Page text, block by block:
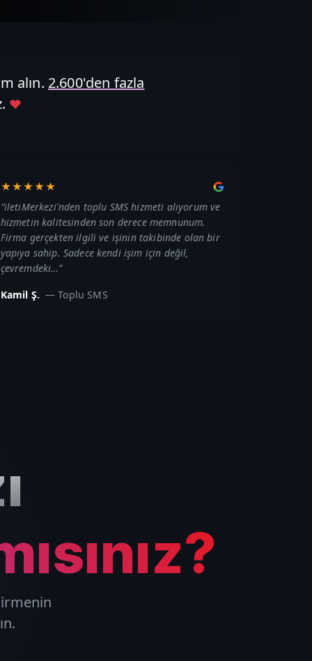
alın. 2.600'den fazla
♥
★★★★★
“iletiMerkezi'nden toplu SMS hizmeti alıyorum ve
hizmetin kalitesinden son derece memnunum.
Firma gerçekten ilgili ve işinin takibinde olan bir
yapıya sahip. Sadece kendi işim için değil,
çevremdeki…”
Kamil Ş. —Toplu SMS